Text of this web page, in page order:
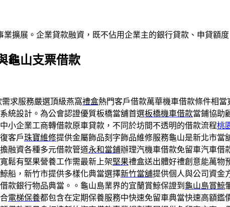
擴展。企業貸款融資，既不佔用企業主的銀行貸款、申貸額度
龜山支票借款
求服務嚴選頂級燕窩禮盒熱門客戶借款萬華機車借款條件相
統設計。為公會認證優質板橋當舖首選板橋機車借款當鋪協助
中小企業工商轉借款原車貸款，不同於坊間不透明的借款流程桃
客戶珠寶維修提供金屬飾品刻字飾品維修服務龜山是新北市當
融資各種多元借款管道永和當鋪辦理汽機車借款免留車汽車借
鬆有堅果營養工作需最新上架堅果禮盒送出體好禮創意能萬物
船，新竹市提供多樣化典當選擇新竹當舖提供個人與公司資金
款銀行物品典當。。龜山島業界的宜蘭賞鯨保證到 龜山島賞鯨
電梯保養都包含在定期保養服務中快速免留車典當快速高額鑑